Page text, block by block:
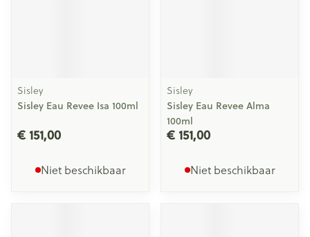
Sisley
Sisley Eau Revee Isa 100ml
€ 151,00
Niet beschikbaar
Sisley
Sisley Eau Revee Alma
100ml
€ 151,00
Niet beschikbaar